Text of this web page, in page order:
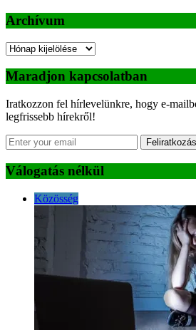
Archívum
Archívum
Maradjon kapcsolatban
Iratkozzon fel hírlevelünkre, hogy e-
legfrissebb hírekről!
Feliratkozás
Válogatás nélkül
Közösség